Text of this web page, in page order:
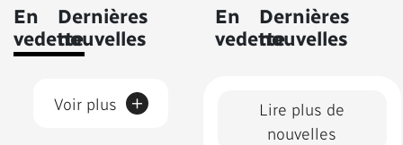
En
vedette
Dernières
nouvelles
Lire plus de
nouvelles
En
vedette
Dernières
nouvelles
Voir plus +